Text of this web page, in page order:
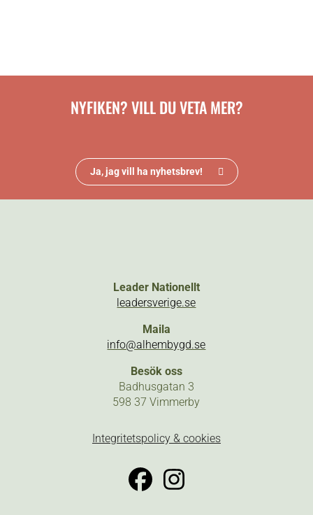
NYFIKEN? VILL DU VETA MER?
Ja, jag vill ha nyhetsbrev!
Leader Nationellt
leadersverige.se
Maila
info@alhembygd.se
Besök oss
Badhusgatan 3
598 37 Vimmerby
Integritetspolicy & cookies